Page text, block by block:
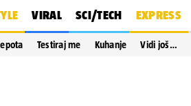
VIRAL SCI/TECH EXPRESS
Testiraj me Kuhanje Vidi još…